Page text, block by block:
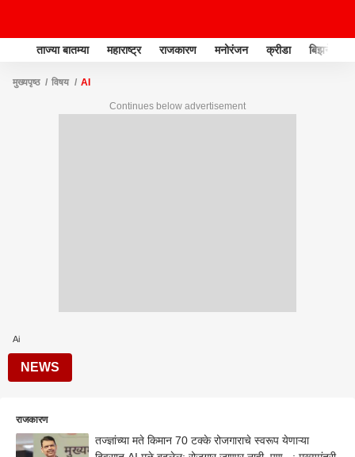
ताज्या बातम्या महाराष्ट्र राजकारण मनोरंजन क्रीडा बिझनेस
मुख्यपृष्ठ विषय AI
Continues below advertisement
Ai
NEWS
राजकारण
तज्ज्ञांच्या मते किमान 70 टक्के रोजगाराचे स्वरूप येणाऱ्या